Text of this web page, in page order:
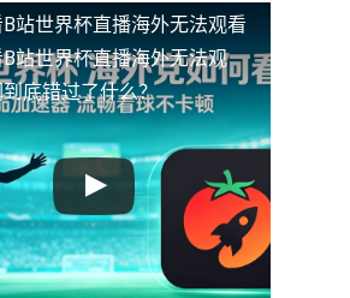
站世界杯直播海外无法观看
站世界杯直播海外无法观
底错过了什么？